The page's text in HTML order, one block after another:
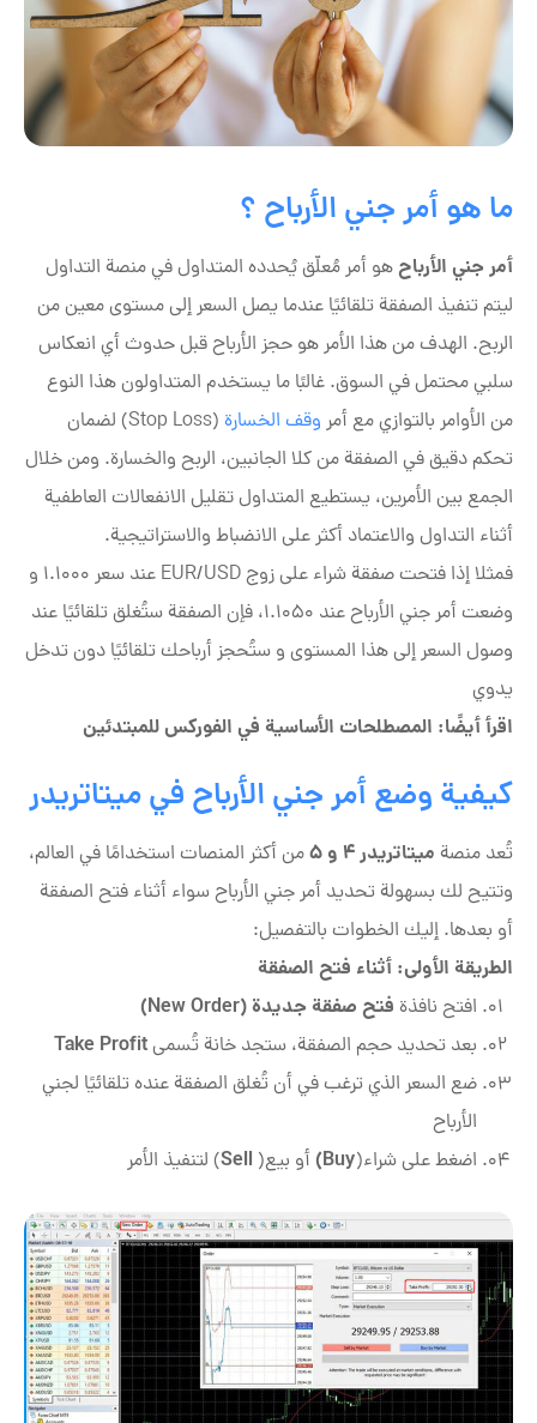
ما هو أمر جني الأرباح ؟
أمر جني الأرباحهو أمر مُعلّق يُحدده المتداول في منصة التداول
ليتم تنفيذ الصفقة تلقائيًا عندما يصل السعر إلى مستوى معين من
الربح. الهدف من هذا الأمر هو حجز الأرباح قبل حدوث أي انعكاس
سلبي محتمل في السوق. غالبًا ما يستخدم المتداولون هذا النوع
من الأوامر بالتوازي مع أمر وقف الخسارة
(Stop Loss) لضمان
تحكم دقيق في الصفقة من كلا الجانبين، الربح والخسارة. ومن خلال
الجمع بين الأمرين، يستطيع المتداول تقليل الانفعالات العاطفية
أثناء التداول والاعتماد أكثر على الانضباط والاستراتيجية.
فمثلا إذا فتحت صفقة شراء على زوج EUR/USD عند سعر 1.1000 و
وضعت أمر جني الأرباح عند 1.1050، فإن الصفقة ستُغلق تلقائيًا عند
وصول السعر إلى هذا المستوى و ستُحجز أرباحك تلقائيًا دون تدخل
يدوي
اقرأ أيضًا: المصطلحات الأساسية في الفوركس للمبتدئين
كيفية وضع أمر جني الأرباح في ميتاتريدر
تُعد منصة ميتاتريدر 4 و 5
من أكثر المنصات استخدامًا في العالم،
وتتيح لك بسهولة تحديد أمر جني الأرباح سواء أثناء فتح الصفقة
أو بعدها. إليك الخطوات بالتفصيل:
الطريقة الأولى: أثناء فتح الصفقة
افتح نافذة فتح صفقة جديدة (New Order)
بعد تحديد حجم الصفقة، ستجد خانة تُسمىTake Profit
ضع السعر الذي ترغب في أن تُغلق الصفقة عنده تلقائيًا لجني
الأرباح
اضغط على شراء(Buy) أو بيع( Sell
) لتنفيذ الأمر